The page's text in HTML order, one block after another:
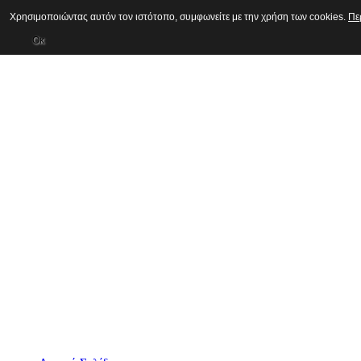
Χρησιμοποιώντας αυτόν τον ιστότοπο, συμφωνείτε με την χρήση των cookies.
Οκ